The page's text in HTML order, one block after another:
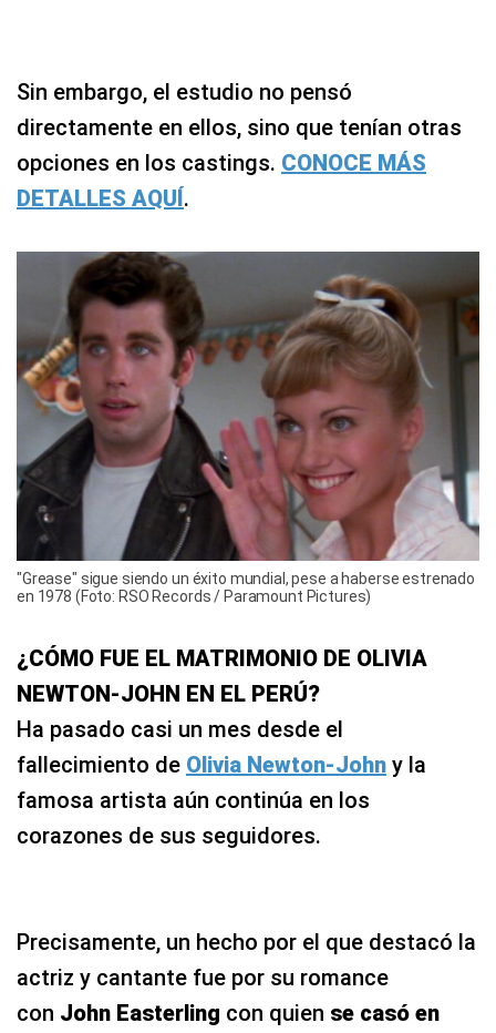
Sin embargo, el estudio no pensó
directamente en ellos, sino que tenían otras
opciones en los castings. CONOCE MÁS
DETALLES AQUÍ.
"Grease" sigue siendo un éxito mundial, pese a haberse estrenado
en 1978 (Foto: RSO Records / Paramount Pictures)
¿CÓMO FUE EL MATRIMONIO DE OLIVIA
NEWTON-JOHN EN EL PERÚ?
Ha pasado casi un mes desde el
fallecimiento de Olivia Newton-John y la
famosa artista aún continúa en los
corazones de sus seguidores.
Precisamente, un hecho por el que destacó la
actriz y cantante fue por su romance
con John Easterling con quien se casó en